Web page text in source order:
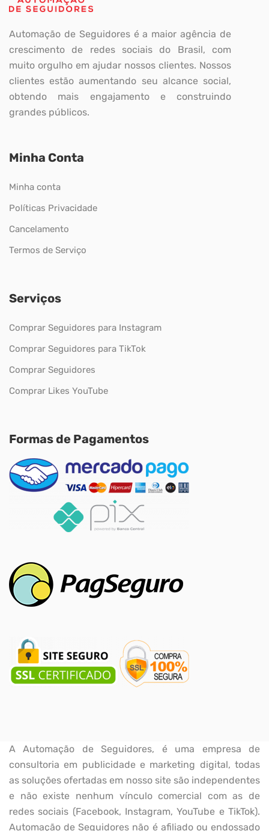
Automação de Seguidores é a maior agência de
crescimento de redes sociais do Brasil, com
muito orgulho em ajudar nossos clientes. Nossos
clientes estão aumentando seu alcance social,
obtendo mais engajamento e construindo
grandes públicos.
Minha Conta
Minha conta
Políticas Privacidade
Cancelamento
Termos de Serviço
Serviços
Comprar Seguidores para Instagram
Comprar Seguidores para TikTok
Comprar Seguidores
Comprar Likes YouTube
Formas de Pagamentos
A Automação de Seguidores, é uma empresa de
consultoria em publicidade e marketing digital, todas
as soluções ofertadas em nosso site são independentes
e não existe nenhum vínculo comercial com as de
redes sociais (Facebook, Instagram, YouTube e TikTok).
Automação de Seguidores não é afiliado ou endossado